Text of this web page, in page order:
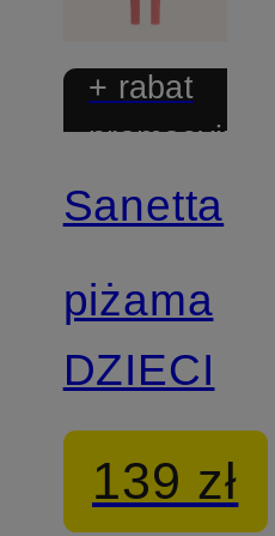
+ rabat
promocyjny
Sanetta
piżama
DZIECI
139 zł